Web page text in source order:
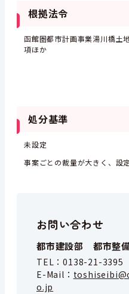
根拠法令
函館圏都市計画事業湯川橋土
項ほか
処分基準
未設定
事案ごとの裁量が大きく、設
お問い合わせ
都市建設部 都市整
TEL：0138-21-3395
E-Mail：
o.jp